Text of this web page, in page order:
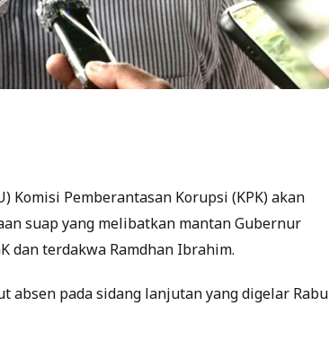
Komisi Pemberantasan Korupsi (KPK) akan
suap yang melibatkan mantan Gubernur
dan terdakwa Ramdhan Ibrahim.
absen pada sidang lanjutan yang digelar Rabu